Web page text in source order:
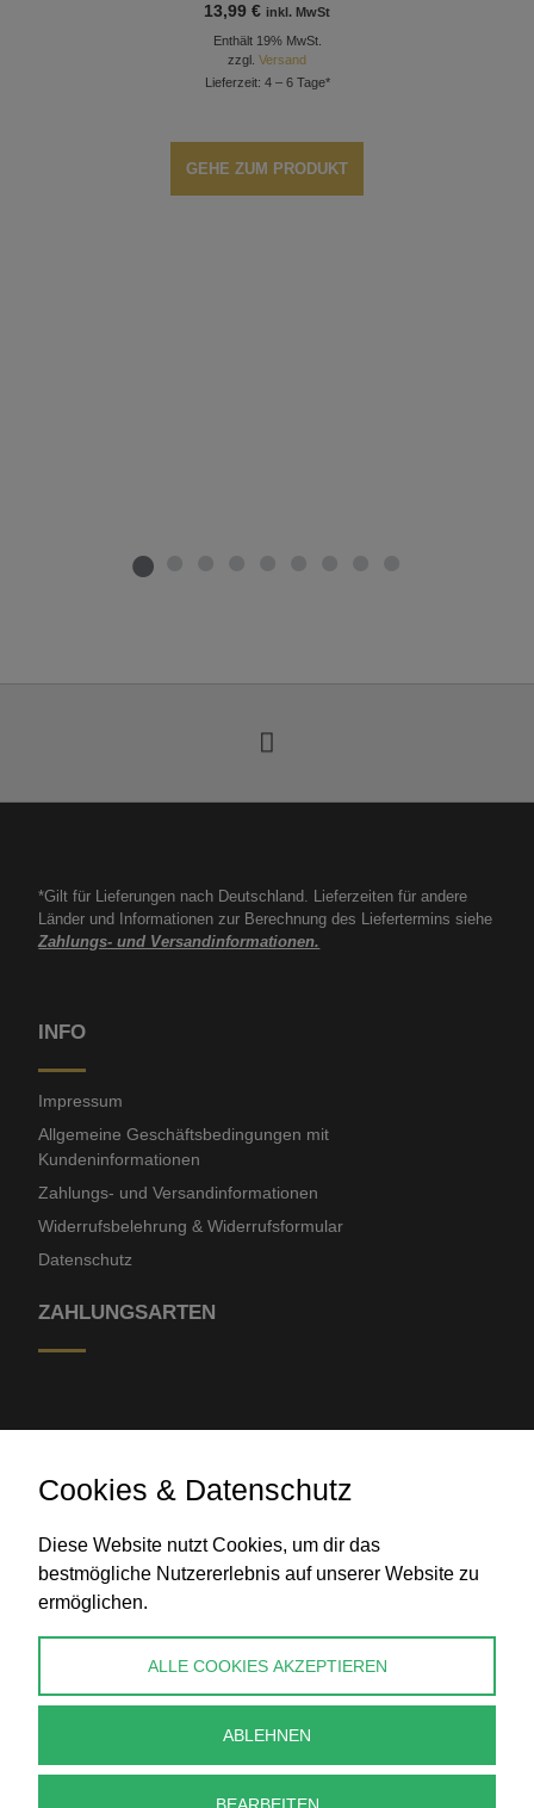
13,99€ inkl. MwSt
Enthält 19% MwSt.
zzgl.Versand
Lieferzeit: 4 – 6 Tage*
GEHE ZUM PRODUKT
*Gilt für Lieferungen nach Deutschland. Lieferzeiten für andere
Länder und Informationen zur Berechnung des Liefertermins siehe
Zahlungs- und Versandinformationen.
INFO
Impressum
Allgemeine Geschäftsbedingungen mit
Kundeninformationen
Zahlungs- und Versandinformationen
Widerrufsbelehrung & Widerrufsformular
Datenschutz
ZAHLUNGSARTEN
Banküberweisung
info@perlenpresse.de
Vertrag widerrufen
Cookies & Datenschutz
Diese Website nutzt Cookies, um dir das
bestmögliche Nutzererlebnis auf unserer Website zu
ermöglichen.
ALLE COOKIES AKZEPTIEREN
ABLEHNEN